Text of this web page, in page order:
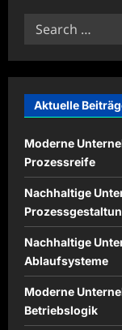
Search
Aktuelle
Moderne
Prozessreife
Nachhaltige
Nachhaltige
Ablaufsysteme
Moderne
Betriebslogik